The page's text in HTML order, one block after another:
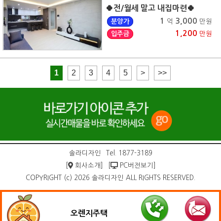
🍀전/월세 말고 내집마련🍀
분양가 1 억 3,000 만원
입주금
1,200 만원
1 2 3 4 5 > >>
솔라디자인
Tel. 1877-3189
회사소개]
PC버전보기]
COPYRIGHT (c) 2026 솔라디자인 ALL RIGHTS RESERVED.
오렌지주택